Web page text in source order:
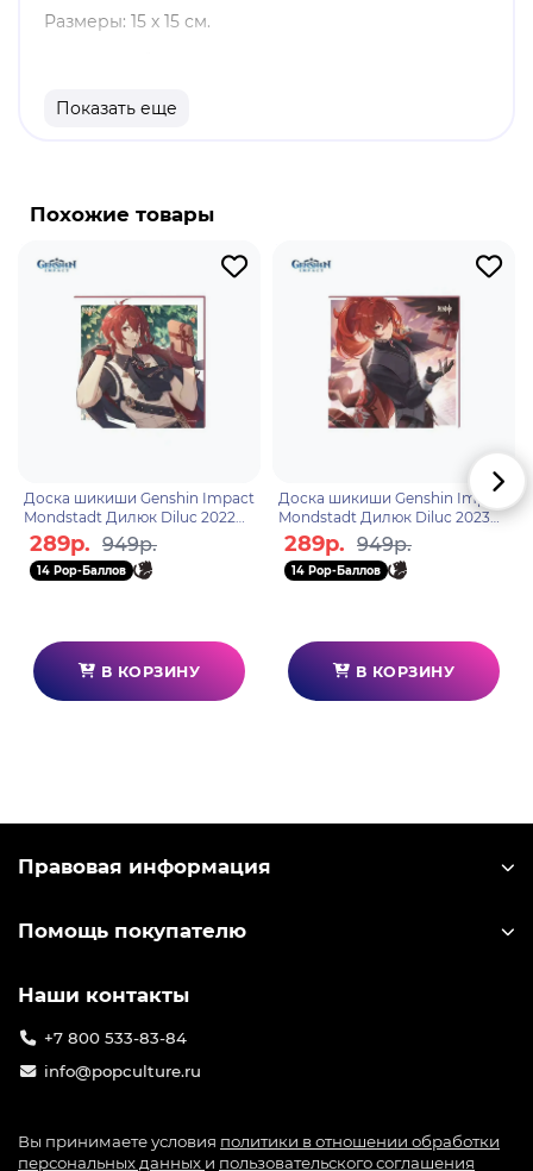
Размеры: 15 х 15 см.
Оригинальный и официально лицензированный
Дилюк Рагнвиндр - играбельный Пиро персонаж.
Винокурни "Рассвет". Несмотря на показное
защищает его в качестве Полуночного героя.
Показать еще
Похожие товары
Доска шикиши Genshin Impact
Mondstadt Дилюк Diluc 2022
Edition 6942421106159
289р. 949р.
14 Pop-Баллов
В КОРЗИНУ
Доска шикиши Genshin Impact
Mondstadt Дилюк Diluc 2023
Edition 6942421106166
289р. 949р.
14 Pop-Баллов
В КОРЗИНУ
Правовая информация
Помощь покупателю
Наши контакты
+7 800 533-83-84
info@popculture.ru
Вы принимаете условия политики в отношении обработки
персональных данных и пользовательского соглашения